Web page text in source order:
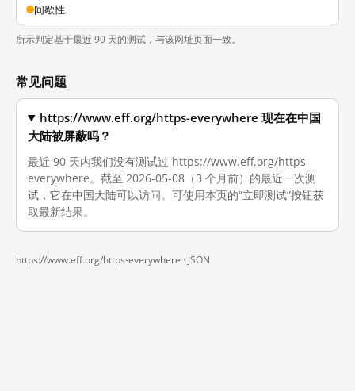
间歇性
所示判定基于最近 90 天的测试，与该网址页面一致。
常见问题
https://www.eff.org/https-everywhere 现在在中国
大陆被屏蔽吗？
最近 90 天内我们没有测试过 https://www.eff.org/https-
everywhere。截至 2026-05-08（3 个月前）的最近一次测
试，它在中国大陆可以访问。可使用本页的“立即测试”按钮获
取最新结果。
https://www.eff.org/https-everywhere · JSON